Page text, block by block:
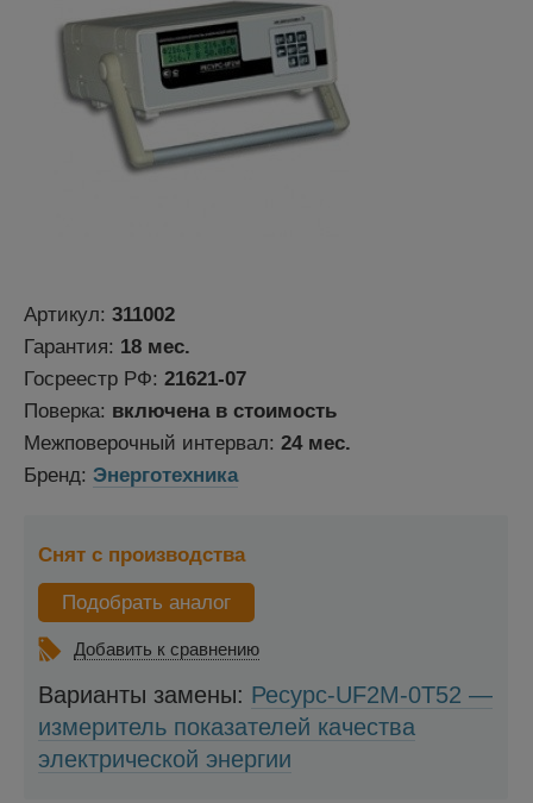
Артикул: 311002
Гарантия: 18 мес.
Госреестр РФ: 21621-07
Поверка: включена в стоимость
Межповерочный интервал: 24 мес.
Бренд: Энерготехника
Снят с производства
Подобрать аналог
Добавить к сравнению
Варианты замены: Ресурс-UF2M-0Т52 —
измеритель показателей качества
электрической энергии